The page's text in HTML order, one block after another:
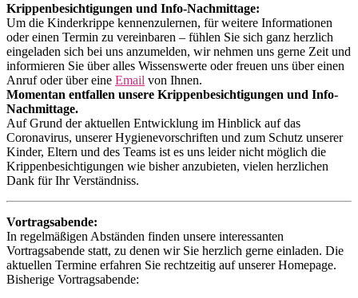
Krippenbesichtigungen und Info-Nachmittage:
Um die Kinderkrippe kennenzulernen, für weitere Informationen
oder einen Termin zu vereinbaren – fühlen Sie sich ganz herzlich
eingeladen sich bei uns anzumelden, wir nehmen uns gerne Zeit und
informieren Sie über alles Wissenswerte oder freuen uns über einen
Anruf oder über eine Email von Ihnen.
Momentan entfallen unsere Krippenbesichtigungen und Info-
Nachmittage.
Auf Grund der aktuellen Entwicklung im Hinblick auf das
Coronavirus, unserer Hygienevorschriften und zum Schutz unserer
Kinder, Eltern und des Teams ist es uns leider nicht möglich die
Krippenbesichtigungen wie bisher anzubieten, vielen herzlichen
Dank für Ihr Verständniss.
Vortragsabende:
In regelmäßigen Abständen finden unsere interessanten
Vortragsabende statt, zu denen wir Sie herzlich gerne einladen. Die
aktuellen Termine erfahren Sie rechtzeitig auf unserer Homepage.
Bisherige Vortragsabende: